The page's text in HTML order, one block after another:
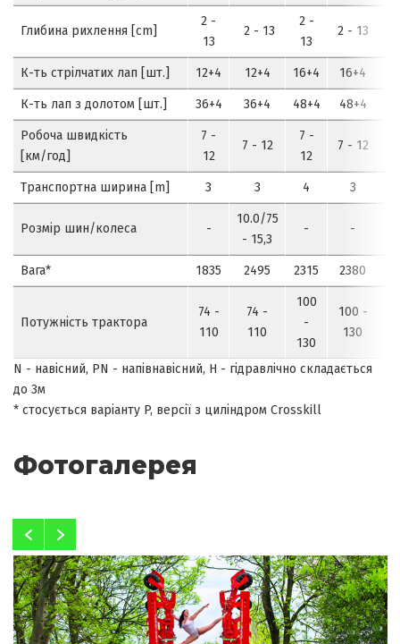
2 -
13
2 - 13
2 -
13
2 - 13
12+4 12+4 16+4 16+4
36+4 36+4 48+4 48+4
7 -
12
7 - 12
7 -
12
7 - 12
3 3 4 3
-
10.0/75
- 15,3
- -
1835 2495 2315 2380
74 -
110
74 -
110
100
-
130
100 -
130
Глибина рихлення [cm]
К-ть стрілчатих лап [шт.]
К-ть лап з долотом [шт.]
Робоча швидкість
[км/год]
Транспортна ширина [m]
Розмір шин/колеса
Вага*
Потужність трактора
N - навісний, PN - напівнавісний, H - гідравлічно складається
до 3м
* стосується варіанту P, версії з циліндром Crosskill
Фотогалерея